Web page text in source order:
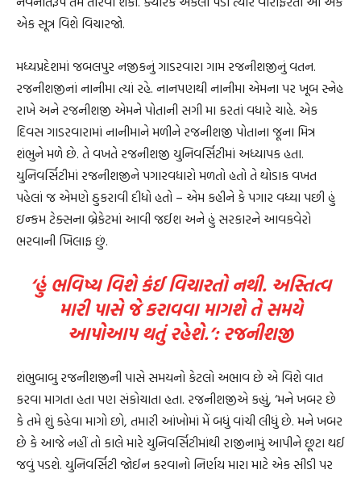
એક સૂત્ર વિશે વિચારજો.
મધ્યપ્રદેશમાં જબલપુર નજીકનું ગાડરવારા ગામ રજનીશજીનું વતન.
રજનીશજીનાં નાનીમા ત્યાં રહે. નાનપણથી નાનીમા એમના પર ખૂબ સ્નેહ
રાખે અને રજનીશજી એમને પોતાની સગી મા કરતાં વધારે ચાહે. એક
દિવસ ગાડરવારામાં નાનીમાને મળીને રજનીશજી પોતાના જૂના મિત્ર
શંભુને મળે છે. તે વખતે રજનીશજી યુનિવર્સિટીમાં અધ્યાપક હતા.
યુનિવર્સિટીમાં રજનીશજીને પગારવધારો મળતો હતો તે થોડાક વખત
પહેલાં જ એમણે ઠુકરાવી દીધો હતો – એમ કહીને કે પગાર વધ્યા પછી હું
ઇન્કમ ટેક્સના બ્રેકેટમાં આવી જઈશ અને હું સરકારને આવકવેરો
ભરવાની ખિલાફ છું.
‘હું ભવિષ્ય વિશે કંઈ વિચારતો નથી. અસ્તિત્વ
મારી પાસે જે કરાવવા માગશે તે સમયે
આપોઆપ થતું રહેશે.’: રજનીશજી
શંભુબાબુ રજનીશજીની પાસે સમયનો કેટલો અભાવ છે એ વિશે વાત
કરવા માગતા હતા પણ સંકોચાતા હતા. રજનીશજીએ કહ્યું, ‘મને ખબર છે
કે તમે શું કહેવા માગો છો, તમારી આંખોમાં મેં બધું વાંચી લીધું છે. મને ખબર
છે કે આજે નહીં તો કાલે મારે યુનિવર્સિટીમાંથી રાજીનામું આપીને છૂટા થઈ
જવું પડશે. યુનિવર્સિટી જોઈન કરવાનો નિર્ણય મારા માટે એક સીડી પર